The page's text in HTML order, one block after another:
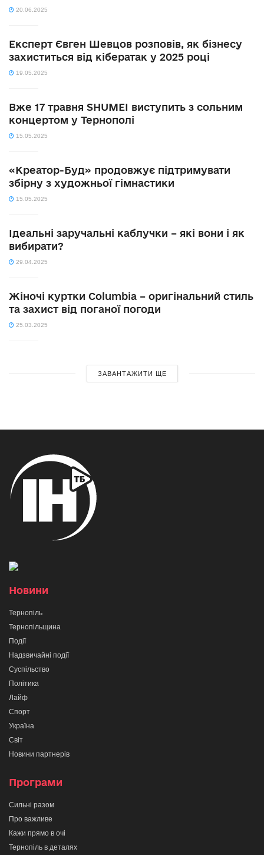
20.06.2025
Експерт Євген Шевцов розповів, як бізнесу
захиститься від кібератак у 2025 році
19.05.2025
Вже 17 травня SHUMEI виступить з сольним
концертом у Тернополі
15.05.2025
«Креатор-Буд» продовжує підтримувати
збірну з художньої гімнастики
15.05.2025
Ідеальні заручальні каблучки – які вони і як
вибирати?
29.04.2025
Жіночі куртки Columbia – оригінальний стиль
та захист від поганої погоди
25.03.2025
ЗАВАНТАЖИТИ ЩЕ
Новини
Тернопіль
Тернопільщина
Події
Надзвичайні події
Суспільство
Політика
Лайф
Спорт
Україна
Світ
Новини партнерів
Програми
Сильні разом
Про важливе
Кажи прямо в очі
Тернопіль в деталях